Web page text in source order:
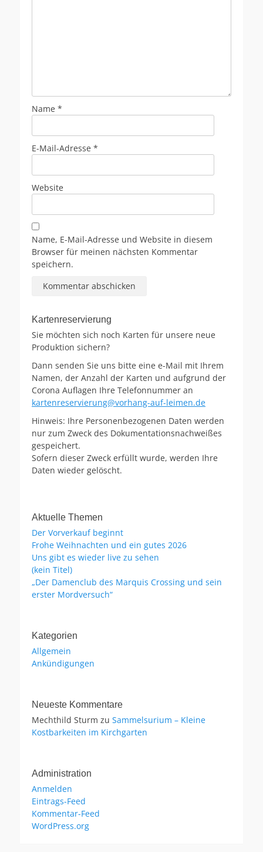
Name *
E-Mail-Adresse *
Website
Name, E-Mail-Adresse und Website in diesem
Browser für meinen nächsten Kommentar
speichern.
Kartenreservierung
Sie möchten sich noch Karten für unsere neue
Produktion sichern?
Dann senden Sie uns bitte eine e-Mail mit Ihrem
Namen, der Anzahl der Karten und aufgrund der
Corona Auflagen Ihre Telefonnummer an
kartenreservierung@vorhang-auf-leimen.de
Hinweis: Ihre Personenbezogenen Daten werden
nur zum Zweck des Dokumentationsnachweißes
gespeichert.
Sofern dieser Zweck erfüllt wurde, werden Ihre
Daten wieder gelöscht.
Aktuelle Themen
Der Vorverkauf beginnt
Frohe Weihnachten und ein gutes 2026
Uns gibt es wieder live zu sehen
(kein Titel)
„Der Damenclub des Marquis Crossing und sein
erster Mordversuch“
Kategorien
Allgemein
Ankündigungen
Neueste Kommentare
Mechthild Sturm zu Sammelsurium – Kleine
Kostbarkeiten im Kirchgarten
Administration
Anmelden
Eintrags-Feed
Kommentar-Feed
WordPress.org